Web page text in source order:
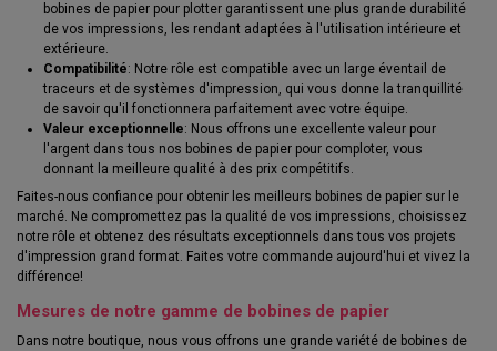
bobines de papier pour plotter garantissent une plus grande durabilité
de vos impressions, les rendant adaptées à l'utilisation intérieure et
extérieure.
Compatibilité: Notre rôle est compatible avec un large éventail de
traceurs et de systèmes d'impression, qui vous donne la tranquillité
de savoir qu'il fonctionnera parfaitement avec votre équipe.
Valeur exceptionnelle: Nous offrons une excellente valeur pour
l'argent dans tous nos bobines de papier pour comploter, vous
donnant la meilleure qualité à des prix compétitifs.
Faites-nous confiance pour obtenir les meilleurs bobines de papier sur le
marché. Ne compromettez pas la qualité de vos impressions, choisissez
notre rôle et obtenez des résultats exceptionnels dans tous vos projets
d'impression grand format. Faites votre commande aujourd'hui et vivez la
différence!
Mesures de notre gamme de bobines de papier
Dans notre boutique, nous vous offrons une grande variété de bobines de